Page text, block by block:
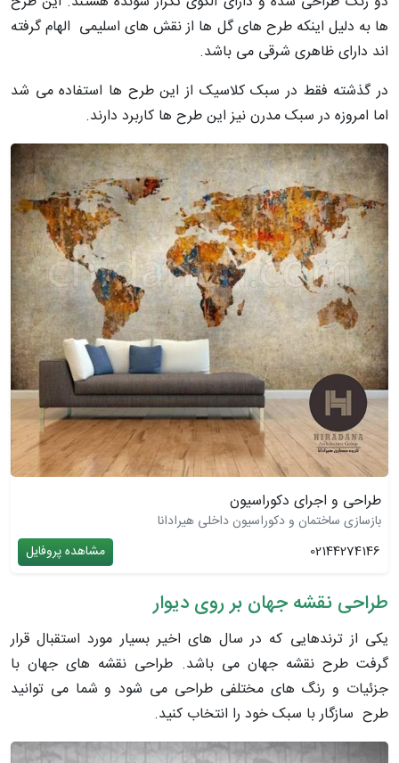
‌ها به دلیل اینکه طرح های گل ها از نقش های اسلیمی الهام گرفته
اند دارای ظاهری شرقی می باشد.
در گذشته فقط در سبک کلاسیک از این طرح ها استفاده می شد
اما امروزه در سبک مدرن نیز این طرح ها کاربرد دارند.
طراحی و اجرای دکوراسیون
بازسازی ساختمان و دکوراسیون داخلی هیرادانا
02144274146
مشاهده پروفایل
طراحی نقشه جهان بر روی دیوار
یکی از ترندهایی که در سال های اخیر بسیار مورد استقبال قرار
گرفت طرح نقشه جهان می باشد. طراحی نقشه های جهان با
جزئیات و رنگ های مختلفی طراحی می شود و شما می ‌توانید
طرح سازگار با سبک خود را انتخاب کنید.